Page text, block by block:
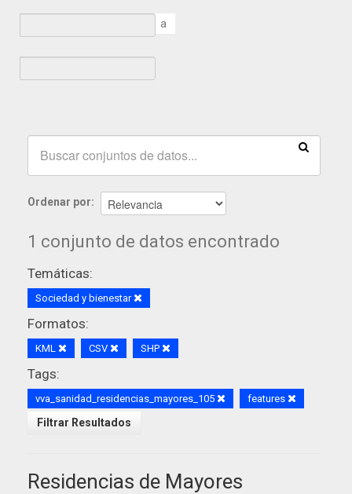
a
Ordenar por
1 conjunto de datos encontrado
Temáticas:
Sociedad y bienestar
Formatos:
KML CSV SHP
Tags:
vva_sanidad_residencias_mayores_105 features
Filtrar Resultados
Residencias de Mayores